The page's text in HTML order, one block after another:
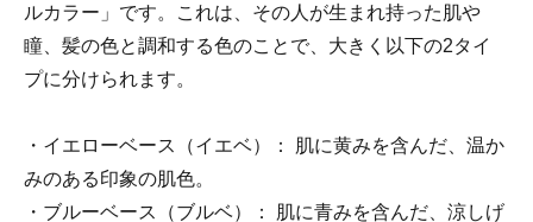
ルカラー」です。これは、その人が生まれ持った肌や
瞳、髪の色と調和する色のことで、大きく以下の2タイ
プに分けられます。
・イエローベース（イエベ）： 肌に黄みを含んだ、温か
みのある印象の肌色。
・ブルーベース（ブルベ）： 肌に青みを含んだ、涼しげ